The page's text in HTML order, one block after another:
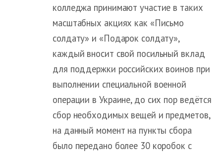
колледжа принимают участие в таких
масштабных акциях как «Письмо
солдату» и «Подарок солдату»,
каждый вносит свой посильный вклад
для поддержки российских воинов при
выполнении специальной военной
операции в Украине, до сих пор ведётся
сбор необходимых вещей и предметов,
на данный момент на пункты сбора
было передано более 30 коробок с